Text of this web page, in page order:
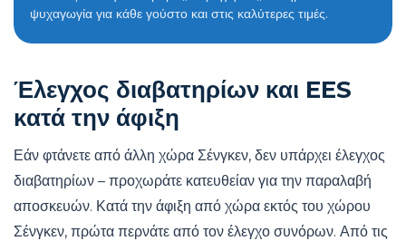
ψυχαγωγία για κάθε γούστο και στις καλύτερες τιμές.
Έλεγχος διαβατηρίων και EES
κατά την άφιξη
Εάν φτάνετε από άλλη χώρα Σένγκεν, δεν υπάρχει έλεγχος
διαβατηρίων – προχωράτε κατευθείαν για την παραλαβή
αποσκευών. Κατά την άφιξη από χώρα εκτός του χώρου
Σένγκεν, πρώτα περνάτε από τον έλεγχο συνόρων. Από τις